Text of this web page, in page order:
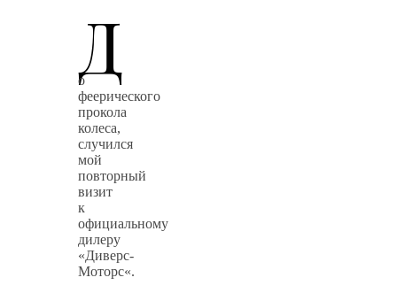
Д
о
феерического
прокола
колеса,
случился
мой
повторный
визит
к
официальному
дилеру
«Диверс-
Моторс«.